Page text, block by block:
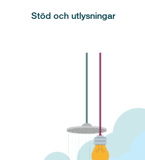
Stöd och utlysningar